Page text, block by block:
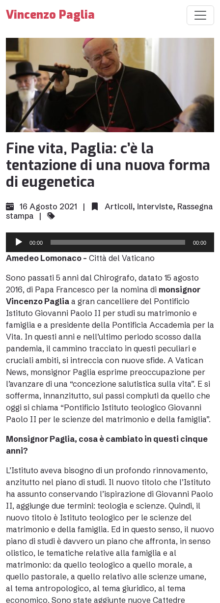
Vincenzo Paglia
Fine vita, Paglia: c’è la
tentazione di una nuova forma
di eugenetica
16 Agosto 2021 | Articoli, interviste, Rassegna
stampa |
Audio
Player
00:00 00:00
Amedeo Lomonaco – Città del Vaticano
Sono passati 5 anni dal Chirografo, datato 15 agosto
2016, di Papa Francesco per la nomina di monsignor
Vincenzo Paglia a gran cancelliere del Pontificio
Istituto Giovanni Paolo II per studi su matrimonio e
famiglia e a presidente della Pontificia Accademia per la
Vita. In questi anni e nell’ultimo periodo scosso dalla
pandemia, il cammino tracciato in questi peculiari e
cruciali ambiti, si intreccia con nuove sfide. A Vatican
News, monsignor Paglia esprime preoccupazione per
l’avanzare di una “concezione salutistica sulla vita”. E si
sofferma, innanzitutto, sui passi compiuti da quello che
oggi si chiama “Pontificio Istituto teologico Giovanni
Paolo II per le scienze del matrimonio e della famiglia”.
Monsignor Paglia, cosa è cambiato in questi cinque
anni?
L’Istituto aveva bisogno di un profondo rinnovamento,
anzitutto nel piano di studi. Il nuovo titolo che l’Istituto
ha assunto conservando l’ispirazione di Giovanni Paolo
II, aggiunge due termini: teologia e scienze. Quindi, il
nuovo titolo è Istituto teologico per le scienze del
matrimonio e della famiglia. Ed in questo senso, il nuovo
piano di studi è davvero un piano che affronta, in senso
olistico, le tematiche relative alla famiglia e al
matrimonio: da quello teologico a quello morale, a
quello pastorale, a quello relativo alle scienze umane,
al tema antropologico, al tema giuridico, al tema
economico. Sono state aggiunte nuove Cattedre